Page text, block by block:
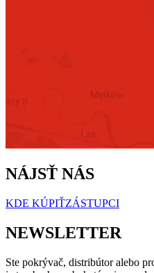
NÁJSŤ NÁS
KDE KÚPIŤZÁSTUPCI
NEWSLETTER
Ste pokrývač, distribútor alebo